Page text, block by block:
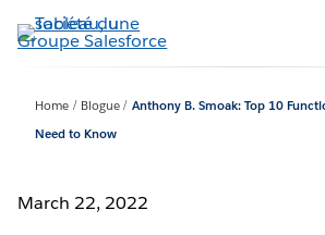
Aller
au
Home Blogue
Anthony B. Smoak: Top 10
Need to Know
March 22, 2022